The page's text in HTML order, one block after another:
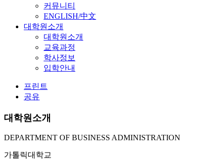
커뮤니티
ENGLISH/中文
대학원소개
대학원소개
교육과정
학사정보
입학안내
프린트
공유
대학원소개
DEPARTMENT OF BUSINESS ADMINISTRATION
가톨릭대학교